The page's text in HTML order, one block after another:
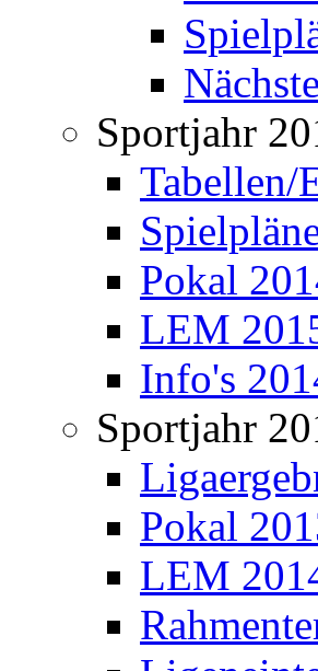
Sportjahr
Tabellen/
Pokal
LEM
Info's
Sportjahr
Pokal
LEM